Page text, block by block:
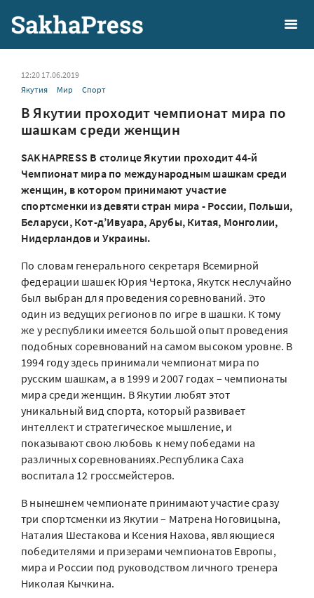
12:20 17.06.2019
Якутия
Мир Спорт
В Якутии проходит чемпионат мира по
шашкам среди женщин
SAKHAPRESS В столице Якутии проходит 44-й
Чемпионат мира по международным шашкам среди
женщин, в котором принимают участие
спортсменки из девяти стран мира - России, Польши,
Беларуси, Кот-д’Ивуара, Арубы, Китая, Монголии,
Нидерландов и Украины.
По словам генерального секретаря Всемирной
федерации шашек Юрия Чертока, Якутск неслучайно
был выбран для проведения соревнований. Это
один из ведущих регионов по игре в шашки. К тому
же у республики имеется большой опыт проведения
подобных соревнований на самом высоком уровне. В
1994 году здесь принимали чемпионат мира по
русским шашкам, а в 1999 и 2007 годах – чемпионаты
мира среди женщин. В Якутии любят этот
уникальный вид спорта, который развивает
интеллект и стратегическое мышление, и
показывают свою любовь к нему победами на
различных соревнованиях.Республика Саха
воспитала 12 гроссмейстеров.
В нынешнем чемпионате принимают участие сразу
три спортсменки из Якутии – Матрена Ноговицына,
Наталия Шестакова и Ксения Нахова, являющиеся
победителями и призерами чемпионатов Европы,
мира и России под руководством личного тренера
Николая Кычкина.